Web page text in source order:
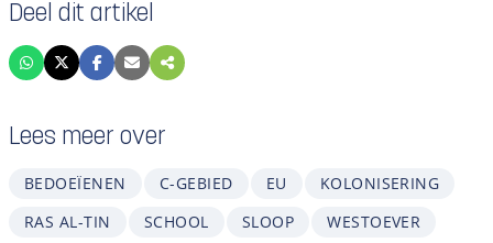
Deel dit artikel
Lees meer over
BEDOEÏENEN C-GEBIED EU
KOLONISERING
RAS AL-TIN
SCHOOL SLOOP WESTOEVER